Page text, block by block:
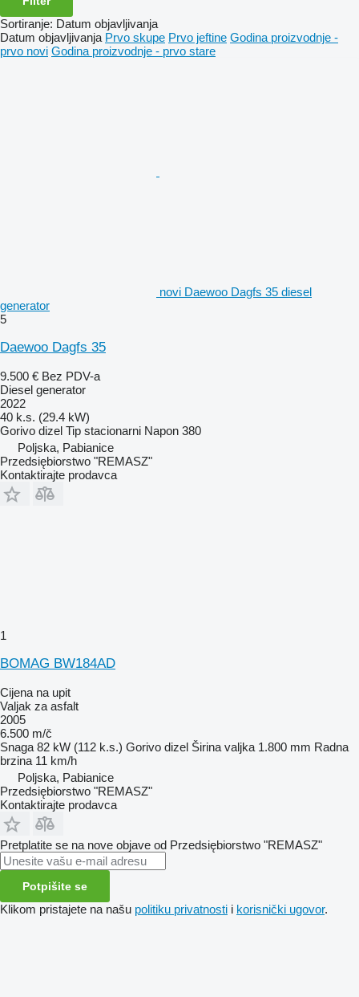
Sortiranje: Datum objavljivanja
Datum objavljivanja Prvo skupe Prvo jeftine Godina proizvodnje -
prvo novi Godina proizvodnje - prvo stare
novi Daewoo Dagfs 35 diesel
generator
5
Daewoo Dagfs 35
9.500 € Bez PDV-a
Diesel generator
2022
40 k.s. (29.4 kW)
Gorivo dizel Tip stacionarni Napon 380
Poljska, Pabianice
Przedsiębiorstwo "REMASZ"
Kontaktirajte prodavca
1
BOMAG BW184AD
Cijena na upit
Valjak za asfalt
2005
6.500 m/č
Snaga 82 kW (112 k.s.) Gorivo dizel Širina valjka 1.800 mm Radna
brzina 11 km/h
Poljska, Pabianice
Przedsiębiorstwo "REMASZ"
Kontaktirajte prodavca
Pretplatite se na nove objave od Przedsiębiorstwo "REMASZ"
Potpišite se
Klikom pristajete na našu politiku privatnosti i korisnički ugovor.